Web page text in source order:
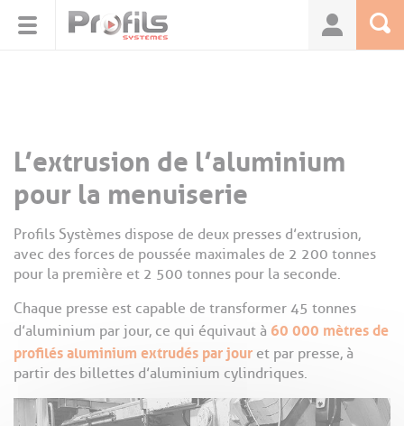
L’extrusion de l’aluminium
pour la menuiserie
Profils Systèmes dispose de deux presses d’extrusion,
avec des forces de poussée maximales de 2 200 tonnes
pour la première et 2 500 tonnes pour la seconde.
Chaque presse est capable de transformer 45 tonnes
d’aluminium par jour, ce qui équivaut à 60 000 mètres de
profilés aluminium extrudés par jour et par presse, à
partir des billettes d’aluminium cylindriques.
Panneau de gestion des cookies